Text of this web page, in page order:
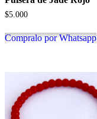
$5.000
Compralo por Whatsapp